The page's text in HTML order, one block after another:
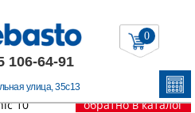
106-64-91
улица, 35с13
0
/ HYDRONIC 10
10
обратно в каталог